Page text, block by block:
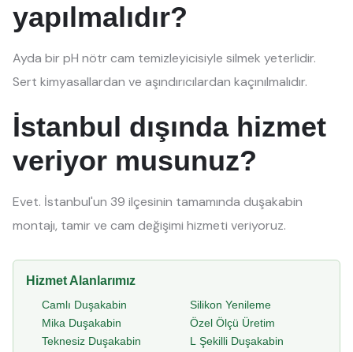
yapılmalıdır?
Ayda bir pH nötr cam temizleyicisiyle silmek yeterlidir.
Sert kimyasallardan ve aşındırıcılardan kaçınılmalıdır.
İstanbul dışında hizmet
veriyor musunuz?
Evet. İstanbul'un 39 ilçesinin tamamında duşakabin
montajı, tamir ve cam değişimi hizmeti veriyoruz.
Hizmet Alanlarımız
Camlı Duşakabin
Mika Duşakabin
Teknesiz Duşakabin
Silikon Yenileme
Özel Ölçü Üretim
L Şekilli Duşakabin